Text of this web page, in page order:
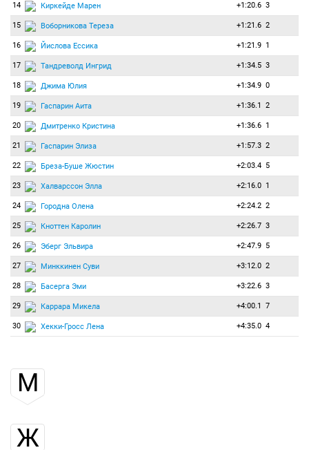
14 Киркейде Марен +1:20.6 3
15 Воборникова Тереза +1:21.6 2
16 Йислова Ессика +1:21.9 1
17 Тандреволд Ингрид +1:34.5 3
18 Джима Юлия +1:34.9 0
19 Гаспарин Аита +1:36.1 2
20 Дмитренко Кристина +1:36.6 1
21 Гаспарин Элиза +1:57.3 2
22 Бреза-Буше Жюстин +2:03.4 5
23 Халварссон Элла +2:16.0 1
24 Городна Олена +2:24.2 2
25 Кноттен Каролин +2:26.7 3
26 Эберг Эльвира +2:47.9 5
27 Минккинен Суви +3:12.0 2
28 Басерга Эми +3:22.6 3
29 Каррара Микела +4:00.1 7
30 Хекки-Гросс Лена +4:35.0 4
М
Ж